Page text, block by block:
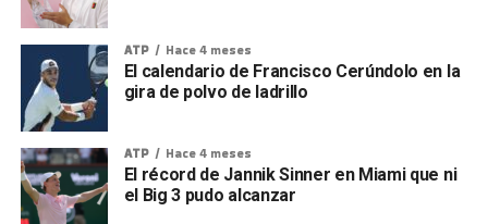
ATP Hace 4 meses
El calendario de Francisco Cerúndolo en la
gira de polvo de ladrillo
ATP Hace 4 meses
El récord de Jannik Sinner en Miami que ni
el Big 3 pudo alcanzar